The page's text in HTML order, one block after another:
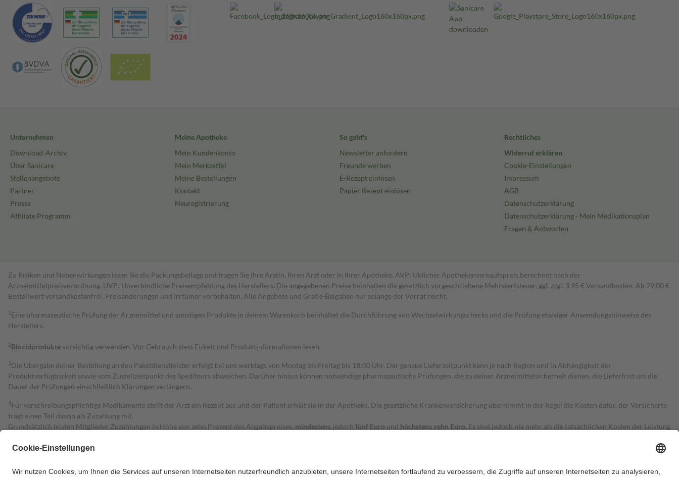
Unternehmen
Download-Archiv
Über Sanicare
Stellenangebote
Partner
Presse
Affiliate Programm
Meine Apotheke
Mein Kundenkonto
Mein Merkzettel
Meine Bestellungen
Kontakt
Neuregistrierung
So geht's
Newsletter anfordern
Freunde werben
E-Rezept einlösen
Papier Rezept einlösen
Rechtliches
Widerruf erklären
Cookie-Einstellungen
Impressum
AGB
Datenschutzerklärung
Datenschutzerklärung - Mein Medikationsplan
Fragen & Antworten
Zu Risiken und Nebenwirkungen lesen Sie die Packungsbeilage und fragen Sie Ihre Ärztin, Ihren Arzt oder in Ihrer Apotheke. AVP: Üblicher Apothekenverkaufspreis berechnet nach der
Arzneimittelpreisverordnung. UVP: Unverbindliche Preisempfehlung des Herstellers. Die angegebenen Preise beinhalten die gesetzlich vorgeschriebene Mehrwertsteuer, ggf. zzgl. 3,95 € Versandkosten. Ab 29,00 €
Bestell­wert versand­kosten­frei. Preisänderungen und Irrtümer vorbehalten. Alle Angebote und Gratis-Beigaben nur solange der Vorrat reicht.
1 Eine pharmazeutische Prüfung der Arzneimittel und sonstigen Produkte in deinem Warenkorb beinhaltet die Durchführung von Wechselwirkungschecks und die Prüfung etwaiger Anwendungshinweise des
Herstellers.
2Biozidproduktevorsichtig verwenden. Vor Gebrauch stets Etikett und Produktinformationen lesen.
3Die Übergabe deiner Bestellung an den Paketdienstleister erfolgt bei uns werktags von Montag bis Freitag bis 18:00 Uhr. Der genaue Lieferzeitpunkt kann je nach Region und in Abhängigkeit der
Produktverfügbarkeit sowie vom Zustellzeitpunkt des Spediteurs abweichen. Darüber hinaus können notwendige pharmazeutische Prüfungen, die zu deiner Arzneimittelsicherheit dienen, die Lieferfrist um die
Dauer der Prüfungen einschließlich Klärungen verlängern.
4Für verschreibungspflichtige Medikamente stellt der Arzt ein Rezept aus und der Patient erhält sie in der Apotheke. Die gesetzliche Krankenversicherung übernimmt in der Regel die Kosten dafür, der Versicherte
trägt einen Teil davon als Zuzahlung mit.
Grundsätzlich leisten Mitglieder Zuzahlungen in Höhe von zehn Prozent des Abgabepreises, mindestens jedoch fünf Euro und höchstens zehn Euro. Es sind jedoch nie mehr als die tatsächlichen Kosten der Leistung
Diese Regeln gelten grundsätzlich auch für Online-Apotheken.
Um das Engagement der Versicherten für ihre eigene Gesundheit zu stärken und die besondere Stellung der Familie zu unterstützen, fallenkeine Zuzahlungen an bei: